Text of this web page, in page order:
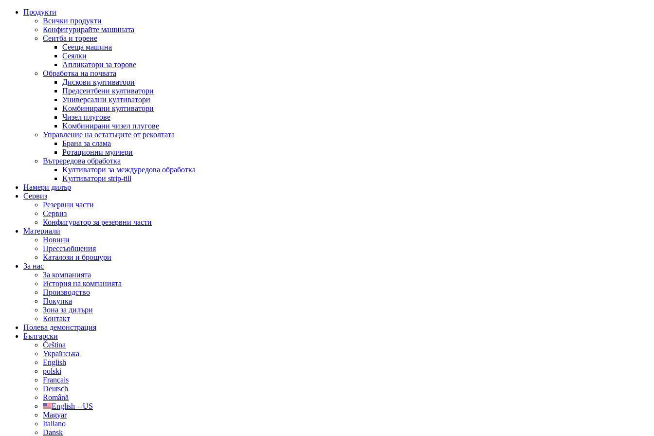
Продукти
Всички продукти
Конфигурирайте машината
Сеитба и торене
Cееща машина
Cеялки
Апликатори за торове
Обработка на почвата
Дискови култиватори
Предсеитбени култиватори
Универсални култиватори
Kомбинирани култиватори
Чизел плугове
Kомбинирани чизел плугове
Управление на остатъците от реколтата
Брана за слама
Pотационни мулчери
Вътрередова обработка
Kултиватори за междуредова обработка
Kултиватори strip-till
Намери дилър
Сервиз
Резервни части
Сервиз
Конфигуратор за резервни части
Материали
Новини
Прессъобщения
Каталози и брошури
За нас
За компанията
История на компанията
Производство
Покупка
Зона за дилъри
Контакт
Полева демонстрация
Български
Čeština
Українська
English
polski
Français
Deutsch
Română
English – US
Magyar
Italiano
Dansk